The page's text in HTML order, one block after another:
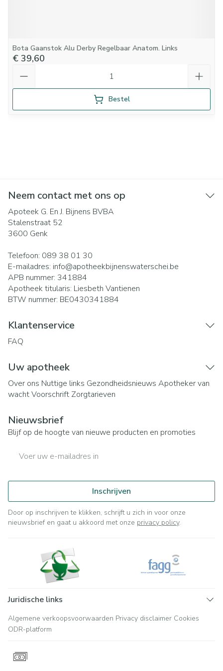
Bota Gaanstok Alu Derby Regelbaar Anatom. Links
€ 39,60
Bestel
Neem contact met ons op
Apoteek G. En J. Bijnens BVBA
Stalenstraat 52
3600 Genk
Telefoon: 089 38 01 30
E-mailadres: info@apotheekbijnenswaterschei.be
APB nummer: 341884
Apotheek titularis: Liesbeth Vantienen
BTW nummer: BE0430341884
Klantenservice
FAQ
Uw apotheek
Over ons Nuttige links Gezondheidsnieuws Apotheker van
wachtVoorschrift Zorgtarieven
Nieuwsbrief
Blijf op de hoogte van nieuwe producten en promoties
Inschrijven
Door op inschrijven te klikken, schrijft u zich in voor onze
nieuwsbrief en gaat u akkoord met onze privacy policy.
Juridische links
Algemene verkoopsvoorwaarden Privacy disclaimer Cookies
ODR-platform